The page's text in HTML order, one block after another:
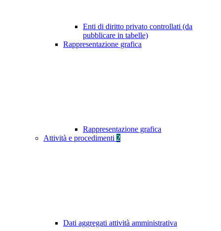
Enti di diritto privato controllati (da
pubblicare in tabelle)
Rappresentazione grafica
Rappresentazione grafica
Attività e procedimenti 2
Dati aggregati attività amministrativa